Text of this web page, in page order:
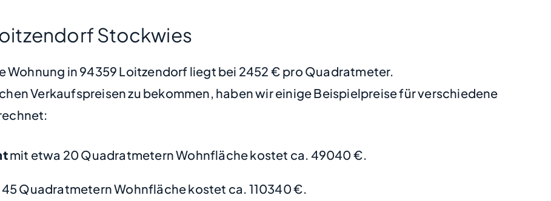
Stockwies
in 94359 Loitzendorf liegt bei 2452 € pro Quadratmeter.
Verkaufspreisen zu bekommen, haben wir einige Beispielpreise für verschiedene
mit etwa 20 Quadratmetern Wohnfläche kostet ca. 49040 €.
Quadratmetern Wohnfläche kostet ca. 110340 €.